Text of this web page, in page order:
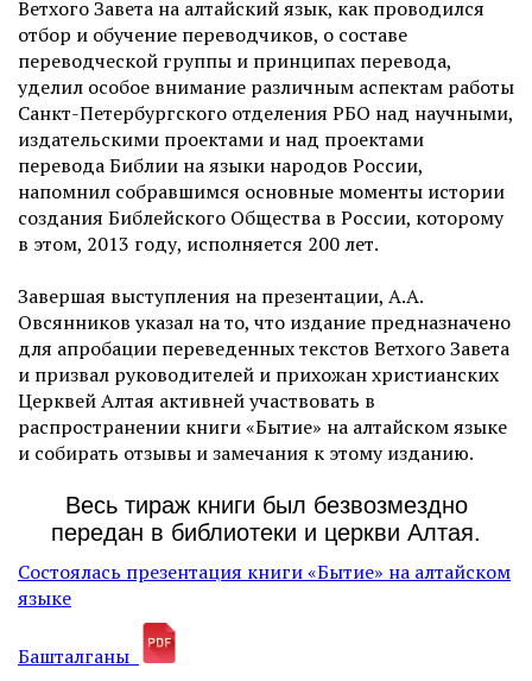
Ветхого Завета на алтайский язык, как проводился
отбор и обучение переводчиков, о составе
переводческой группы и принципах перевода,
уделил особое внимание различным аспектам работы
Санкт-Петербургского отделения РБО над научными,
издательскими проектами и над проектами
перевода Библии на языки народов России,
напомнил собравшимся основные моменты истории
создания Библейского Общества в России, которому
в этом, 2013 году, исполняется 200 лет.
Завершая выступления на презентации, А.А.
Овсянников указал на то, что издание предназначено
для апробации переведенных текстов Ветхого Завета
и призвал руководителей и прихожан христианских
Церквей Алтая активней участвовать в
распространении книги «Бытие» на алтайском языке
и собирать отзывы и замечания к этому изданию.
Весь тираж книги был безвозмездно
передан в библиотеки и церкви Алтая.
Cостоялась презентация книги «Бытие» на алтайском
языке
Башталганы